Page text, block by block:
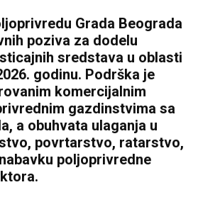
Grada Beograda
poziva za dodelu
sredstava u oblasti
godinu. Podrška je
komercijalnim
gazdinstvima sa
a obuhvata ulaganja u
povrtarstvo, ratarstvo,
poljoprivredne